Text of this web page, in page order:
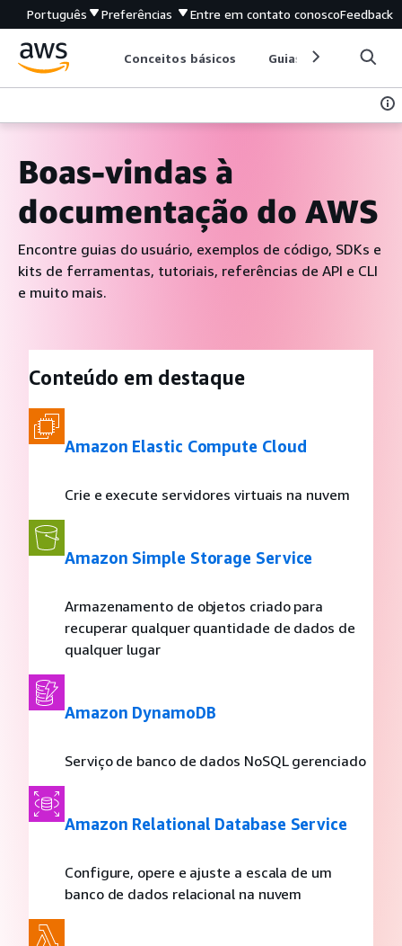
Português Preferências Entre em contato conoscoFeedback
Conceitos básicos Guias de serviço
Boas-vindas à
documentação do AWS
Encontre guias do usuário, exemplos de código, SDKs e
kits de ferramentas, tutoriais, referências de API e CLI
e muito mais.
Conteúdo em destaque
Amazon Elastic Compute Cloud
Crie e execute servidores virtuais na nuvem
Amazon Simple Storage Service
Armazenamento de objetos criado para
recuperar qualquer quantidade de dados de
qualquer lugar
Amazon DynamoDB
Serviço de banco de dados NoSQL gerenciado
Amazon Relational Database Service
Configure, opere e ajuste a escala de um
banco de dados relacional na nuvem